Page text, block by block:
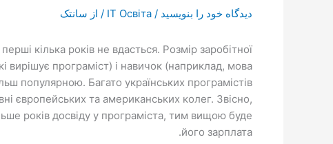
دیدگاه‌ خود را بنویسید /
IT Освіта / از سانتک
кілька років не вдасться. Розмір заробітної
вирішує програміст) і навичок (наприклад, мова
популярною. Багато українських програмістів
європейських та американських колег. Звісно,
років досвіду у програміста, тим вищою буде
його зарплата.